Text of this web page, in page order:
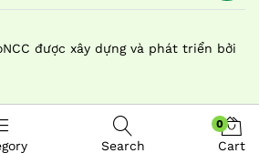
được xây dựng và phát triển bởi
Search
0
Cart